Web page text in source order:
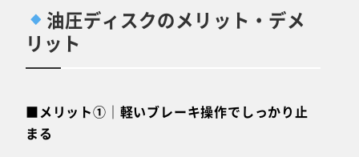
油圧ディスクのメリット・デメ
リット
■メリット①｜軽いブレーキ操作でしっかり止
まる